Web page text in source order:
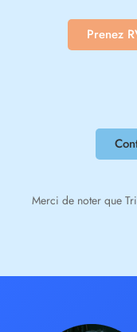
Prenez
Merci de noter que